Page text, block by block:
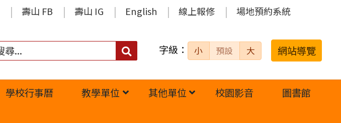
壽山 FB 壽山 IG English 線上報修 場地預約系統
搜
字級： 小 預設 大 網站導覽
學校行事曆 教學單位 其他單位 校園影音
圖書館